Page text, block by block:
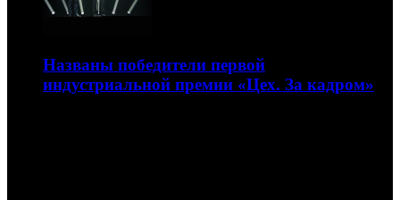
Названы победители первой
индустриальной премии «Цех. За кадром»